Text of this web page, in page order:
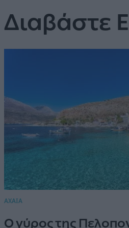
Διαβάστε
ΑΧΑΙΑ
Ο γύρος της